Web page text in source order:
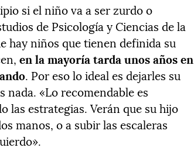
si el niño va a ser zurdo o
de Psicología y Ciencias de la
hay niños que tienen definida su
en la mayoría tarda unos años en
. Por eso lo ideal es dejarles su
«Lo recomendable es
las estrategias. Verán que su hijo
manos, o a subir las escaleras